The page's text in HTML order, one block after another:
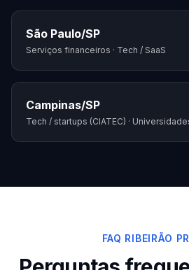
São Paulo/SP
Serviços financeiros · Tech / SaaS
Campinas/SP
Tech / startups (CIATEC) ·
FAQ RIBEIRÃO